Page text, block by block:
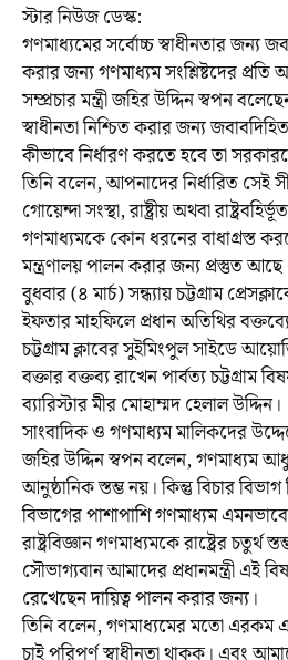
স্টার নিউজ ডেস্ক:
গণমাধ্যমের সর্বোচ্চ স্বাধীনতার জন্য
করার জন্য গণমাধ্যম সংশ্লিষ্টদের প্রতি
সম্প্রচার মন্ত্রী জহির উদ্দিন স্বপন
স্বাধীনতা নিশ্চিত করার জন্য
কীভাবে নির্ধারণ করতে হবে তা
তিনি বলেন, আপনাদের নির্ধারিত সেই
গোয়েন্দা সংস্থা, রাষ্ট্রীয় অথবা
গণমাধ্যমকে কোন ধরনের বাধাগ্রস্ত
মন্ত্রণালয় পালন করার জন্য প্রস্তুত
বুধবার (৪ মার্চ) সন্ধ্যায় চট্টগ্রাম
ইফতার মাহফিলে প্রধান অতিথির
চট্টগ্রাম ক্লাবের সুইমিংপুল সাইডে
বক্তার বক্তব্য রাখেন পার্বত্য চট্টগ্রাম
ব্যারিস্টার মীর মোহাম্মদ হেলাল উদ্দিন।
সাংবাদিক ও গণমাধ্যম মালিকদের
জহির উদ্দিন স্বপন বলেন, গণমাধ্যম
আনুষ্ঠানিক স্তম্ভ নয়। কিন্তু বিচার
বিভাগের পাশাপাশি গণমাধ্যম
রাষ্ট্রবিজ্ঞান গণমাধ্যমকে রাষ্ট্রের চতুর্থ
সৌভাগ্যবান আমাদের প্রধানমন্ত্রী এই
রেখেছেন দায়িত্ব পালন করার জন্য।
তিনি বলেন, গণমাধ্যমের মতো এরকম